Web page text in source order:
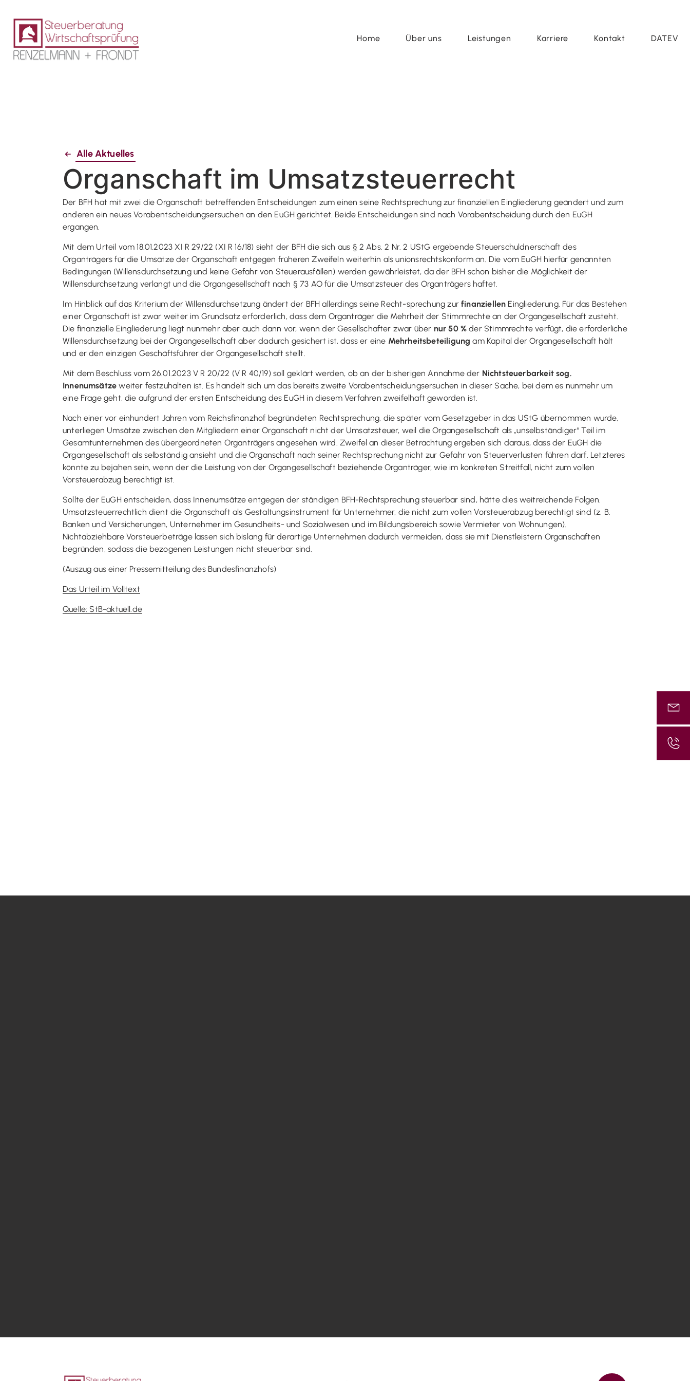
Home Über uns Leistungen Karriere Kontakt DATEV
Alle Aktuelles
Organschaft im Umsatzsteuerrecht
Der BFH hat mit zwei die Organschaft betreffenden Entscheidungen zum einen seine Rechtsprechung zur finanziellen Eingliederung geändert und zum
anderen ein neues Vorabentscheidungsersuchen an den EuGH gerichtet. Beide Entscheidungen sind nach Vorabentscheidung durch den EuGH
ergangen.
Mit dem Urteil vom 18.01.2023 XI R 29/22 (XI R 16/18) sieht der BFH die sich aus § 2 Abs. 2 Nr. 2 UStG ergebende Steuerschuldnerschaft des
Organträgers für die Umsätze der Organschaft entgegen früheren Zweifeln weiterhin als unionsrechtskonform an. Die vom EuGH hierfür genannten
Bedingungen (Willensdurchsetzung und keine Gefahr von Steuerausfällen) werden gewährleistet, da der BFH schon bisher die Möglichkeit der
Willensdurchsetzung verlangt und die Organgesellschaft nach § 73 AO für die Umsatzsteuer des Organträgers haftet.
Im Hinblick auf das Kriterium der Willensdurchsetzung ändert der BFH allerdings seine Recht-sprechung zurfinanziellen Eingliederung. Für das Bestehen
einer Organschaft ist zwar weiter im Grundsatz erforderlich, dass dem Organträger die Mehrheit der Stimmrechte an der Organgesellschaft zusteht.
Die finanzielle Eingliederung liegt nunmehr aber auch dann vor, wenn der Gesellschafter zwar über nur 50 % der Stimmrechte verfügt, die erforderliche
Willensdurchsetzung bei der Organgesellschaft aber dadurch gesichert ist, dass er eine Mehrheitsbeteiligung am Kapital der Organgesellschaft hält
und er den einzigen Geschäftsführer der Organgesellschaft stellt.
Mit dem Beschluss vom 26.01.2023 V R 20/22 (V R 40/19) soll geklärt werden, ob an der bisherigen Annahme der Nichtsteuerbarkeit sog.
Innenumsätze weiter festzuhalten ist. Es handelt sich um das bereits zweite Vorabentscheidungsersuchen in dieser Sache, bei dem es nunmehr um
eine Frage geht, die aufgrund der ersten Entscheidung des EuGH in diesem Verfahren zweifelhaft geworden ist.
Nach einer vor einhundert Jahren vom Reichsfinanzhof begründeten Rechtsprechung, die später vom Gesetzgeber in das UStG übernommen wurde,
unterliegen Umsätze zwischen den Mitgliedern einer Organschaft nicht der Umsatzsteuer, weil die Organgesellschaft als „unselbständiger“ Teil im
Gesamtunternehmen des übergeordneten Organträgers angesehen wird. Zweifel an dieser Betrachtung ergeben sich daraus, dass der EuGH die
Organgesellschaft als selbständig ansieht und die Organschaft nach seiner Rechtsprechung nicht zur Gefahr von Steuerverlusten führen darf. Letzteres
könnte zu bejahen sein, wenn der die Leistung von der Organgesellschaft beziehende Organträger, wie im konkreten Streitfall, nicht zum vollen
Vorsteuerabzug berechtigt ist.
Sollte der EuGH entscheiden, dass Innenumsätze entgegen der ständigen BFH-Rechtsprechung steuerbar sind, hätte dies weitreichende Folgen.
Umsatzsteuerrechtlich dient die Organschaft als Gestaltungsinstrument für Unternehmer, die nicht zum vollen Vorsteuerabzug berechtigt sind (z. B.
Banken und Versicherungen, Unternehmer im Gesundheits- und Sozialwesen und im Bildungsbereich sowie Vermieter von Wohnungen).
Nichtabziehbare Vorsteuerbeträge lassen sich bislang für derartige Unternehmen dadurch vermeiden, dass sie mit Dienstleistern Organschaften
begründen, sodass die bezogenen Leistungen nicht steuerbar sind.
(Auszug aus einer Pressemitteilung des Bundesfinanzhofs)
Das Urteil im Volltext
Quelle: StB-aktuell.de